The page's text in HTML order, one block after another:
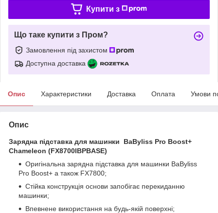
Купити з
Що таке купити з Пром?
Замовлення під захистом
Доступна доставка
Опис Характеристики Доставка Оплата Умови
Опис
Зарядна підставка для машинки BaByliss Pro Boost+
Chameleon (FX8700IBPBASE)
Оригінальна зарядна підставка для машинки BaByliss
Pro Boost+ а також FX7800;
Стійка конструкція основи запобігає перекиданню
машинки;
Впевнене використання на будь-якій поверхні;